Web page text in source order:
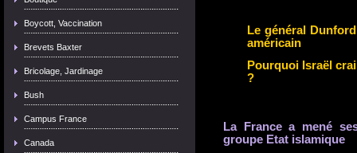
Boycott, Vaccination
Brevets Baxter
Bricolage, Jardinage
Bush
Campus France
Canada
Le général
américain
Pourquoi Israël
?
La France a mené
groupe Etat islamique